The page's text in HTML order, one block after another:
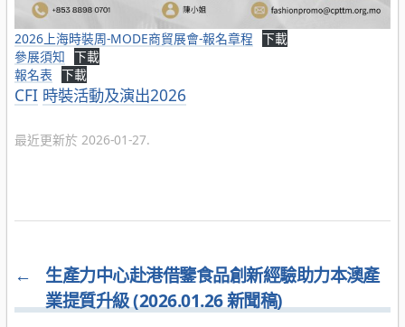
2026上海時裝周-MODE商貿展會-報名章程
下載
參展須知
下載
報名表
下載
分
CFI 時裝活動及演出2026
最近更新於 2026-01-27.
←
生產力中心赴港借鑒食品創新經驗助力本澳產
業提質升級 (2026.01.26 新聞稿)